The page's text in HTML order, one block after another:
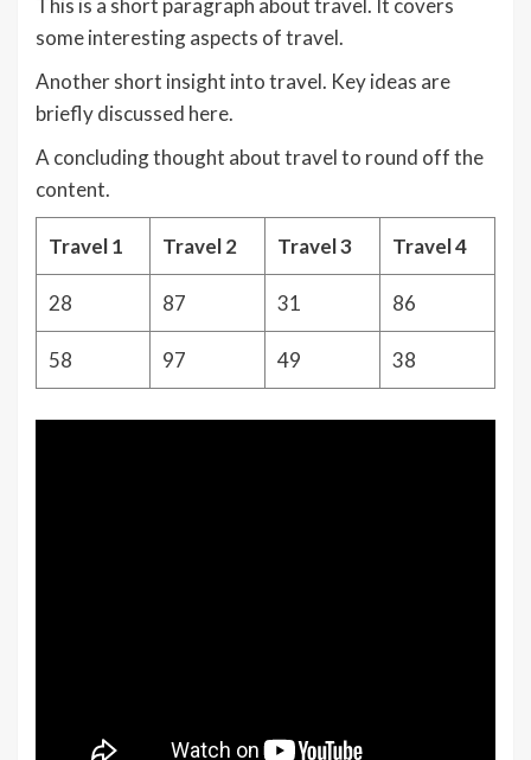
This is a short paragraph about travel. It covers
some interesting aspects of travel.
Another short insight into travel. Key ideas are
briefly discussed here.
A concluding thought about travel to round off the
content.
Travel 1 Travel 2 Travel 3 Travel 4
28 87 31 86
58 97 49 38